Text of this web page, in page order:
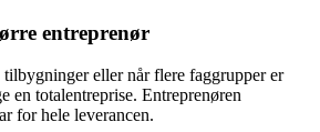
entreprenør
tilbygninger eller når flere faggrupper er
en totalentreprise. Entreprenøren
for hele leverancen.